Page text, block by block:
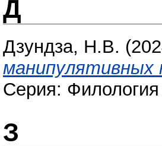
Д
Дзундза, Н.В.
манипулятивных
Серия:
З